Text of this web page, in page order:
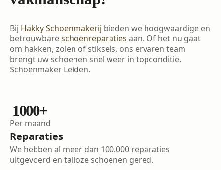
Bij Hakky Schoenmakerij bieden we hoogwaardige en
betrouwbareschoenreparaties aan. Of het nu gaat
om hakken, zolen of stiksels, ons ervaren team
brengt uw schoenen snel weer in topconditie.
Schoenmaker Leiden.
1000+
Per maand
Reparaties
We hebben al meer dan 100.000 reparaties
uitgevoerd en talloze schoenen gered.